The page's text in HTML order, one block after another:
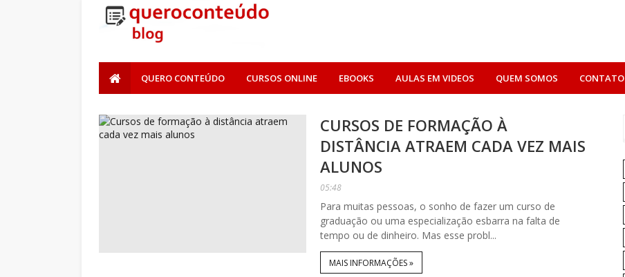
QUERO CONTEÚDO CURSOS ONLINE EBOOKS AULAS EM VIDEOS QUEM SOMOS CONTATO
CURSOS DE FORMAÇÃO À
DISTÂNCIA ATRAEM CADA VEZ MAIS
ALUNOS
05:48
Para muitas pessoas, o sonho de fazer um curso de
graduação ou uma especialização esbarra na falta de
tempo ou de dinheiro. Mas esse probl...
MAIS INFORMAÇÕES »